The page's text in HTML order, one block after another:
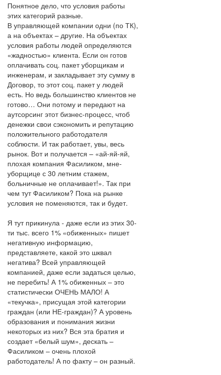
Понятное дело, что условия работы
этих категорий разные.
В управляющей компании одни (по ТК),
а на объектах – другие. На объектах
условия работы людей определяются
«жадностью» клиента. Если он готов
оплачивать соц. пакет уборщикам и
инженерам, и закладывает эту сумму в
Договор, то этот соц. пакет у людей
есть. Но ведь большинство клиентов не
готово… Они потому и передают на
аутсорсинг этот бизнес-процесс, чтоб
денежки свои сэкономить и репутацию
положительного работодателя
соблюсти. И так работает, увы, весь
рынок. Вот и получается – «ай-яй-яй,
плохая компания Фасиликом, мне-
уборщице с 30 летним стажем,
больничные не оплачивает!». Так при
чем тут Фасиликом? Пока на рынке
условия не поменяются, так и будет.
Я тут прикинула - даже если из этих 30-
ти тыс. всего 1% «обиженных» пишет
негативную информацию,
представляете, какой это шквал
негатива? Всей управляющей
компанией, даже если задаться целью,
не перебить! А 1% обиженных – это
статистически ОЧЕНЬ МАЛО! А
«текучка», присущая этой категории
граждан (или НЕ-граждан)? А уровень
образования и понимания жизни
некоторых из них? Вся эта братия и
создает «белый шум», дескать –
Фасиликом – очень плохой
работодатель! А по факту – он разный.